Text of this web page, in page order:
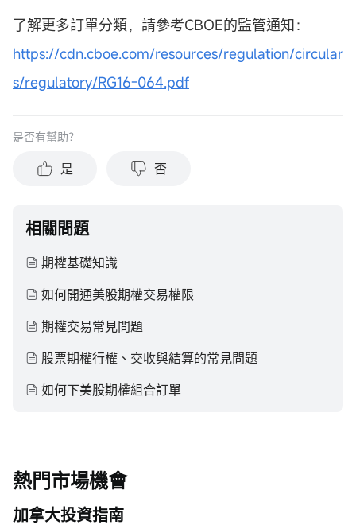
了解更多訂單分類，請參考CBOE的監管通知：
https://cdn.cboe.com/resources/regulation/circular
s/regulatory/RG16-064.pdf
是否有幫助？
是 否
相關問題
期權基礎知識
如何開通美股期權交易權限
期權交易常見問題
股票期權行權、交收與結算的常見問題
如何下美股期權組合訂單
熱門市場機會
加拿大投資指南